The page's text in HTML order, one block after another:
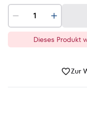
Dieses Produkt
Zur